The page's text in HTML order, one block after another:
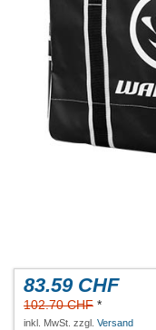
83.59 CHF
102.70 CHF *
inkl. MwSt. zzgl. Versand